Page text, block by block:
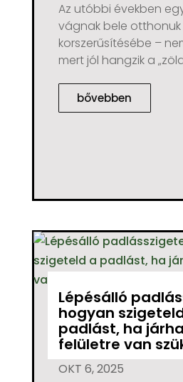
Az utóbbi években
vágnak bele otthonuk
korszerűsítésébe –
mert jól hangzik a
bővebben
Lépésálló
hogyan
padlást, ha
felületre van
OKT 6, 2025